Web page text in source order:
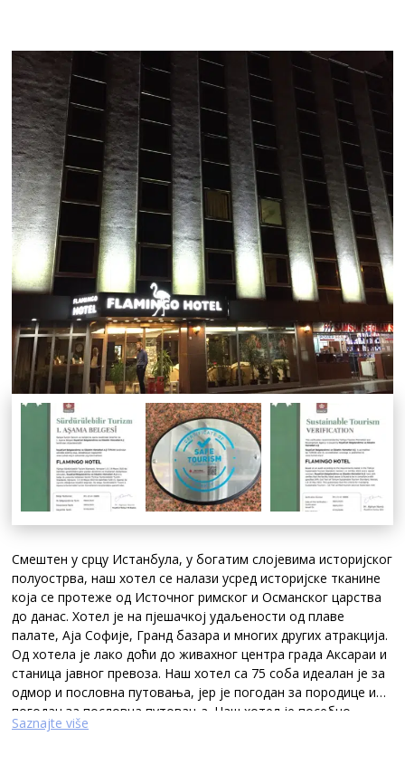
Смештен у срцу Истанбула, у богатим слојевима историјског
полуострва, наш хотел се налази усред историјске тканине
која се протеже од Источног римског и Османског царства
до данас. Хотел је на пјешачкој удаљености од плаве
палате, Аја Софије, Гранд базара и многих других атракција.
Од хотела је лако доћи до живахног центра града Аксараи и
станица јавног превоза. Наш хотел са 75 соба идеалан је за
одмор и пословна путовања, јер је погодан за породице и
погодан за пословна путовања. Наш хотел је посебно
дизајниран тако да породице и парови могу безбедно да се
Saznajte više